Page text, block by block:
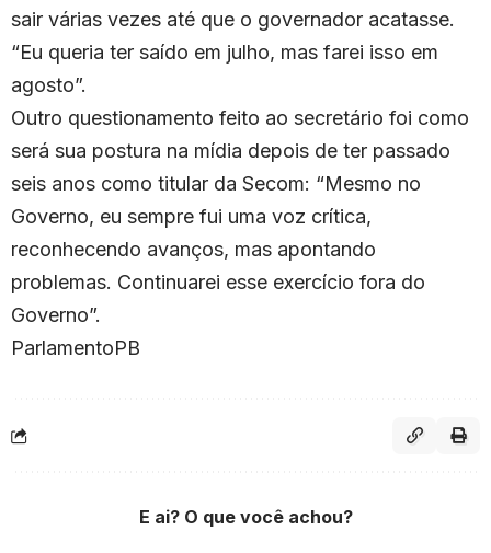
sair várias vezes até que o governador acatasse.
“Eu queria ter saído em julho, mas farei isso em
agosto”.
Outro questionamento feito ao secretário foi como
será sua postura na mídia depois de ter passado
seis anos como titular da Secom: “Mesmo no
Governo, eu sempre fui uma voz crítica,
reconhecendo avanços, mas apontando
problemas. Continuarei esse exercício fora do
Governo”.
ParlamentoPB
E ai? O que você achou?